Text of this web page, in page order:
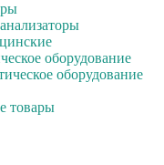
оборудование
оборудование
товары